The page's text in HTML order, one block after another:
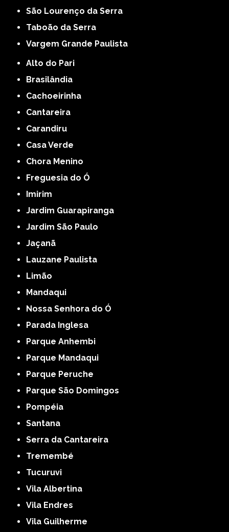
São Lourenço da Serra
Taboão da Serra
Vargem Grande Paulista
Alto do Pari
Brasilândia
Cachoeirinha
Cantareira
Carandiru
Casa Verde
Chora Menino
Freguesia do Ó
Imirim
Jardim Guarapiranga
Jardim São Paulo
Jaçanã
Lauzane Paulista
Limão
Mandaqui
Nossa Senhora do Ó
Parada Inglesa
Parque Anhembi
Parque Mandaqui
Parque Peruche
Parque São Domingos
Pompéia
Santana
Serra da Cantareira
Tremembé
Tucuruvi
Vila Albertina
Vila Endres
Vila Guilherme